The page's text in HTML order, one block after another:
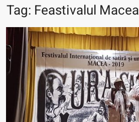
Tag: Feastivalul Macea